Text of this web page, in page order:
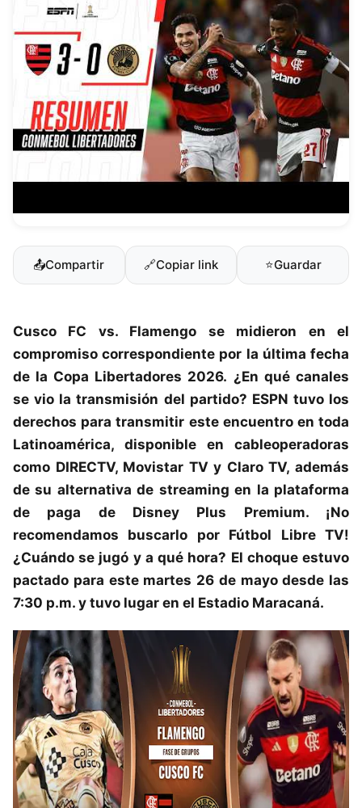
📤Compartir 🔗Copiar link ⭐Guardar
Cusco FC vs. Flamengo se midieron en el
compromiso correspondiente por la última fecha
de la Copa Libertadores 2026. ¿En qué canales
se vio la transmisión del partido? ESPN tuvo los
derechos para transmitir este encuentro en toda
Latinoamérica, disponible en cableoperadoras
como DIRECTV, Movistar TV y Claro TV, además
de su alternativa de streaming en la plataforma
de paga de Disney Plus Premium. ¡No
recomendamos buscarlo por Fútbol Libre TV!
¿Cuándo se jugó y a qué hora? El choque estuvo
pactado para este martes 26 de mayo desde las
7:30 p.m. y tuvo lugar en el Estadio Maracaná.